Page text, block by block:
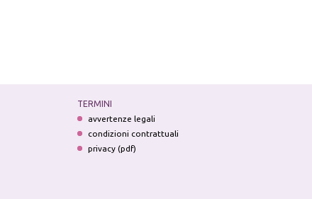
TERMINI
avvertenze legali
condizioni contrattuali
privacy (pdf)